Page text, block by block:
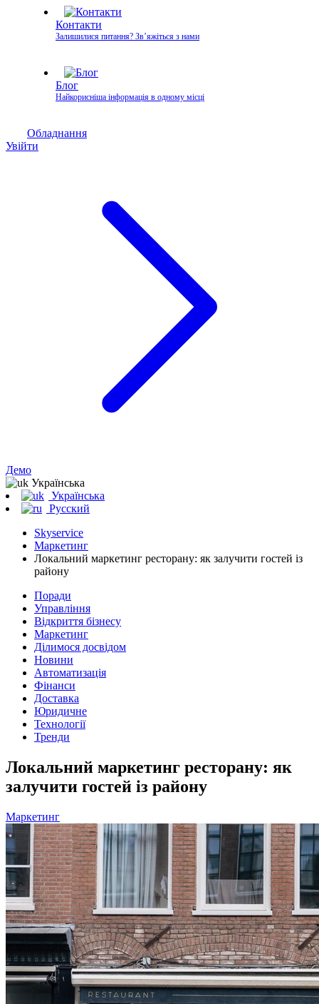
Контакти
Залишилися питання? Зв’яжіться з нами
Блог
Найкорисніша інформація в одному місці
Обладнання
Увійти
Демо
Українська
Українська
Русский
Skyservice
Маркетинг
Локальний маркетинг ресторану: як залучити гостей із
району
Поради
Управління
Відкриття бізнесу
Маркетинг
Ділимося досвідом
Новини
Автоматизація
Фінанси
Доставка
Юридичне
Технології
Тренди
Локальний маркетинг ресторану: як
залучити гостей із району
Маркетинг